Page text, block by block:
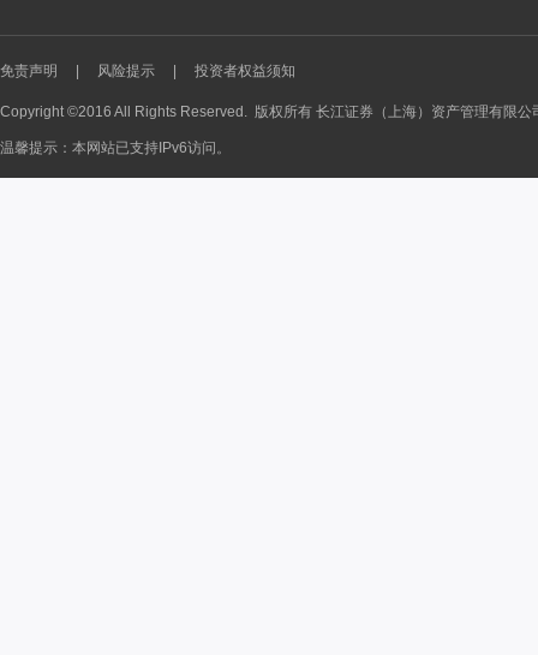
免责声明 风险提示 投资者权益须知
Copyright ©2016 All Rights Reserved. 版权所有 长江证券（上海）资产管理有限
温馨提示：本网站已支持IPv6访问。